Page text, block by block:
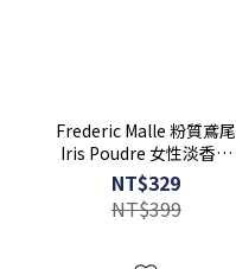
Frederic Malle 粉質鳶尾
Iris Poudre 女性淡香精
1.2mL 可噴式 試管香水
NT$329
NT$399